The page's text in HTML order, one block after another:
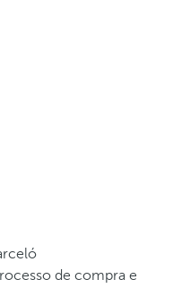
de compra e